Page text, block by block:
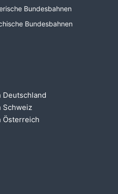
Bundesbahnen
Bundesbahnen
Deutschland
Schweiz
Österreich